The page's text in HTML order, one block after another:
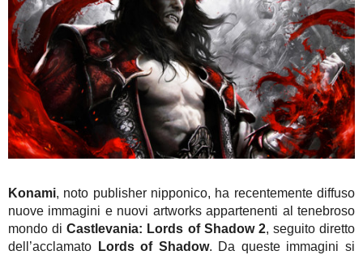
Konami, noto publisher nipponico, ha recentemente diffuso
nuove immagini e nuovi artworks appartenenti al tenebroso
mondo diCastlevania: Lords of Shadow 2, seguito diretto
dell’acclamato
Lords of Shadow. Da queste immagini si